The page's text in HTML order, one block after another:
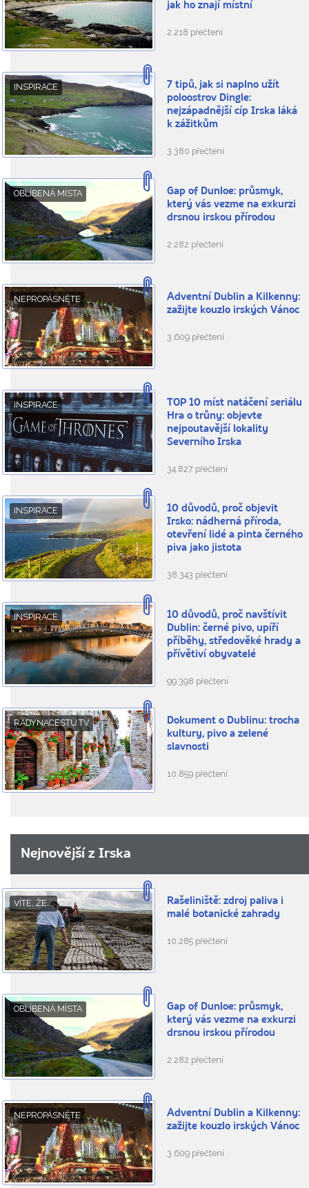
jak ho znají místní
2.218 přečtení
INSPIRACE
7 tipů, jak si naplno užít
poloostrov Dingle:
nejzápadnější cíp Irska láká
k zážitkům
3.380 přečtení
OBLÍBENÁ MÍSTA
Gap of Dunloe: průsmyk,
který vás vezme na exkurzi
drsnou irskou přírodou
2.282 přečtení
NEPROPÁSNĚTE
Adventní Dublin a Kilkenny:
zažijte kouzlo irských Vánoc
3.609 přečtení
INSPIRACE
TOP 10 míst natáčení seriálu
Hra o trůny: objevte
nejpoutavější lokality
Severního Irska
34.827 přečtení
INSPIRACE
10 důvodů, proč objevit
Irsko: nádherná příroda,
otevření lidé a pinta černého
piva jako jistota
38.343 přečtení
INSPIRACE
10 důvodů, proč navštívit
Dublin: černé pivo, upíří
příběhy, středověké hrady a
přívětiví obyvatelé
99.398 přečtení
RADYNACESTU.TV
Dokument o Dublinu: trocha
kultury, pivo a zelené
slavnosti
10.859 přečtení
Nejnovější z Irska
VÍTE, ŽE...
Rašeliniště: zdroj paliva i
malé botanické zahrady
10.285 přečtení
OBLÍBENÁ MÍSTA
Gap of Dunloe: průsmyk,
který vás vezme na exkurzi
drsnou irskou přírodou
2.282 přečtení
NEPROPÁSNĚTE
Adventní Dublin a Kilkenny:
zažijte kouzlo irských Vánoc
3.609 přečtení